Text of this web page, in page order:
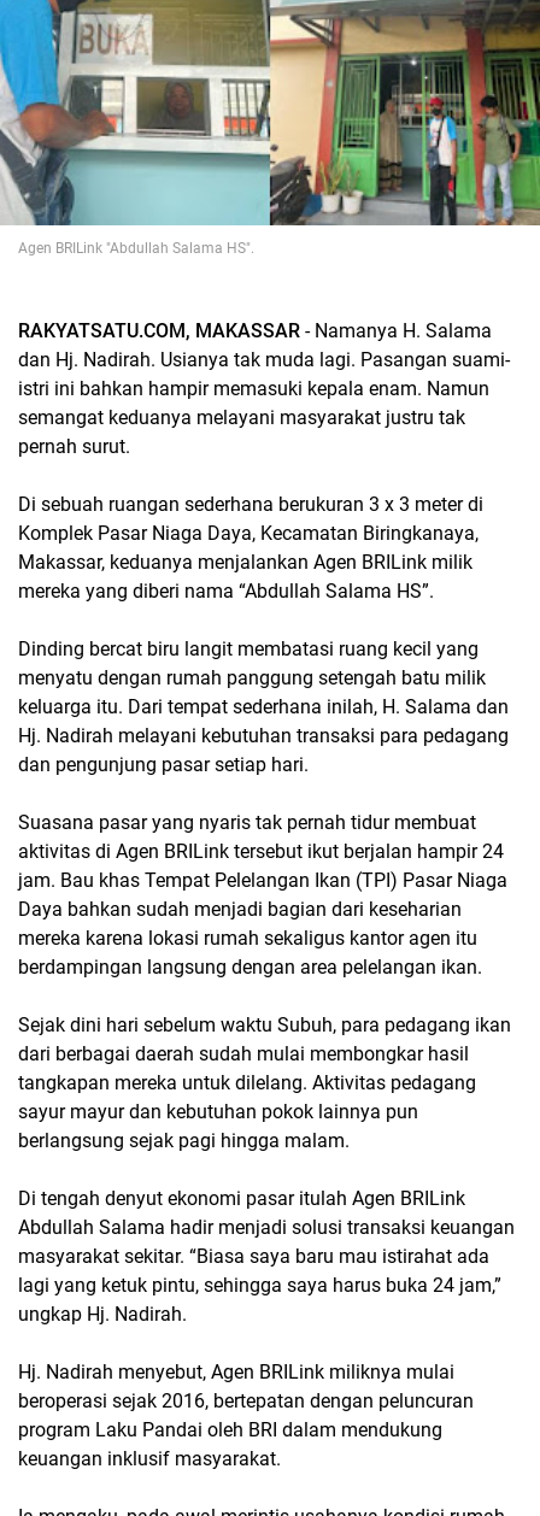
Agen BRILink "Abdullah Salama HS".
RAKYATSATU.COM, MAKASSAR - Namanya H. Salama
dan Hj. Nadirah. Usianya tak muda lagi. Pasangan suami-
istri ini bahkan hampir memasuki kepala enam. Namun
semangat keduanya melayani masyarakat justru tak
pernah surut.
Di sebuah ruangan sederhana berukuran 3 x 3 meter di
Komplek Pasar Niaga Daya, Kecamatan Biringkanaya,
Makassar, keduanya menjalankan Agen BRILink milik
mereka yang diberi nama “Abdullah Salama HS”.
Dinding bercat biru langit membatasi ruang kecil yang
menyatu dengan rumah panggung setengah batu milik
keluarga itu. Dari tempat sederhana inilah, H. Salama dan
Hj. Nadirah melayani kebutuhan transaksi para pedagang
dan pengunjung pasar setiap hari.
Suasana pasar yang nyaris tak pernah tidur membuat
aktivitas di Agen BRILink tersebut ikut berjalan hampir 24
jam. Bau khas Tempat Pelelangan Ikan (TPI) Pasar Niaga
Daya bahkan sudah menjadi bagian dari keseharian
mereka karena lokasi rumah sekaligus kantor agen itu
berdampingan langsung dengan area pelelangan ikan.
Sejak dini hari sebelum waktu Subuh, para pedagang ikan
dari berbagai daerah sudah mulai membongkar hasil
tangkapan mereka untuk dilelang. Aktivitas pedagang
sayur mayur dan kebutuhan pokok lainnya pun
berlangsung sejak pagi hingga malam.
Di tengah denyut ekonomi pasar itulah Agen BRILink
Abdullah Salama hadir menjadi solusi transaksi keuangan
masyarakat sekitar. “Biasa saya baru mau istirahat ada
lagi yang ketuk pintu, sehingga saya harus buka 24 jam,”
ungkap Hj. Nadirah.
Hj. Nadirah menyebut, Agen BRILink miliknya mulai
beroperasi sejak 2016, bertepatan dengan peluncuran
program Laku Pandai oleh BRI dalam mendukung
keuangan inklusif masyarakat.